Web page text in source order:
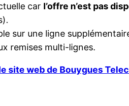
car l’offre n’est pas
sur une ligne
remises multi-lignes.
site web de Bouygues